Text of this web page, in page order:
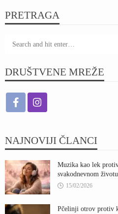
PRETRAGA
DRUŠTVENE MREŽE
NAJNOVIJI ČLANCI
Muzika kao lek
svakodnevnom životu
15/02/2026
Pčelinji otrov protiv